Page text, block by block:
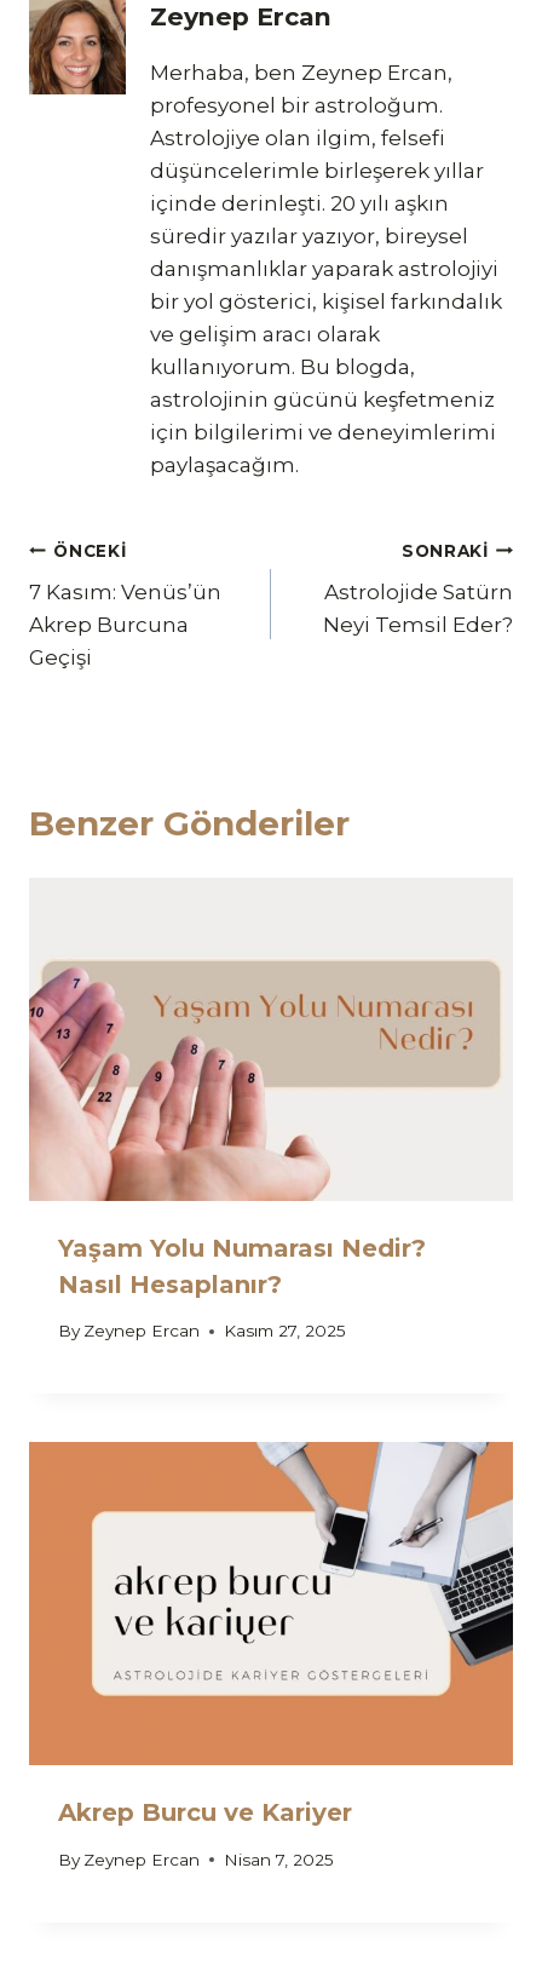
Zeynep Ercan
Merhaba, ben Zeynep Ercan,
profesyonel bir astroloğum.
Astrolojiye olan ilgim, felsefi
düşüncelerimle birleşerek yıllar
içinde derinleşti. 20 yılı aşkın
süredir yazılar yazıyor, bireysel
danışmanlıklar yaparak astrolojiyi
bir yol gösterici, kişisel farkındalık
ve gelişim aracı olarak
kullanıyorum. Bu blogda,
astrolojinin gücünü keşfetmeniz
için bilgilerimi ve deneyimlerimi
paylaşacağım.
Yazı
gezinmesi
ÖNCEKI
7 Kasım: Venüs’ün
Akrep Burcuna
Geçişi
SONRAKI
Astrolojide Satürn
Neyi Temsil Eder?
Benzer Gönderiler
Yaşam Yolu Numarası Nedir?
Nasıl Hesaplanır?
By Zeynep Ercan Kasım 27, 2025
Akrep Burcu ve Kariyer
By Zeynep Ercan Nisan 7, 2025